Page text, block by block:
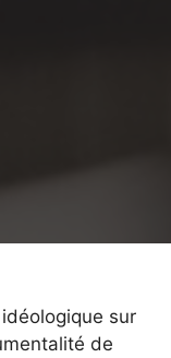
sur
de